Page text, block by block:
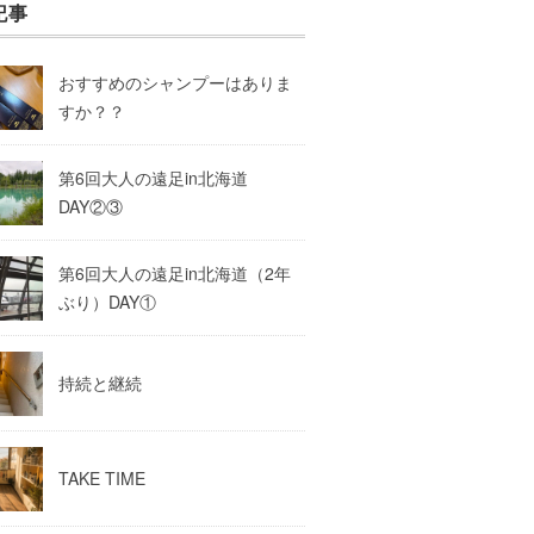
事
おすすめのシャンプーはありま
すか？？
第6回大人の遠足in北海道
DAY②③
第6回大人の遠足in北海道（2年
ぶり）DAY①
持続と継続
TAKE TIME